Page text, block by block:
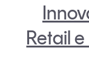
Retail